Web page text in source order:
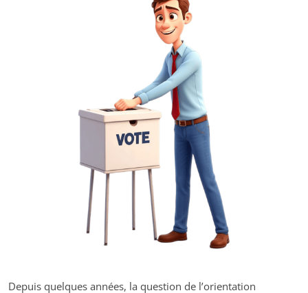
Depuis quelques années, la question de l’orientation